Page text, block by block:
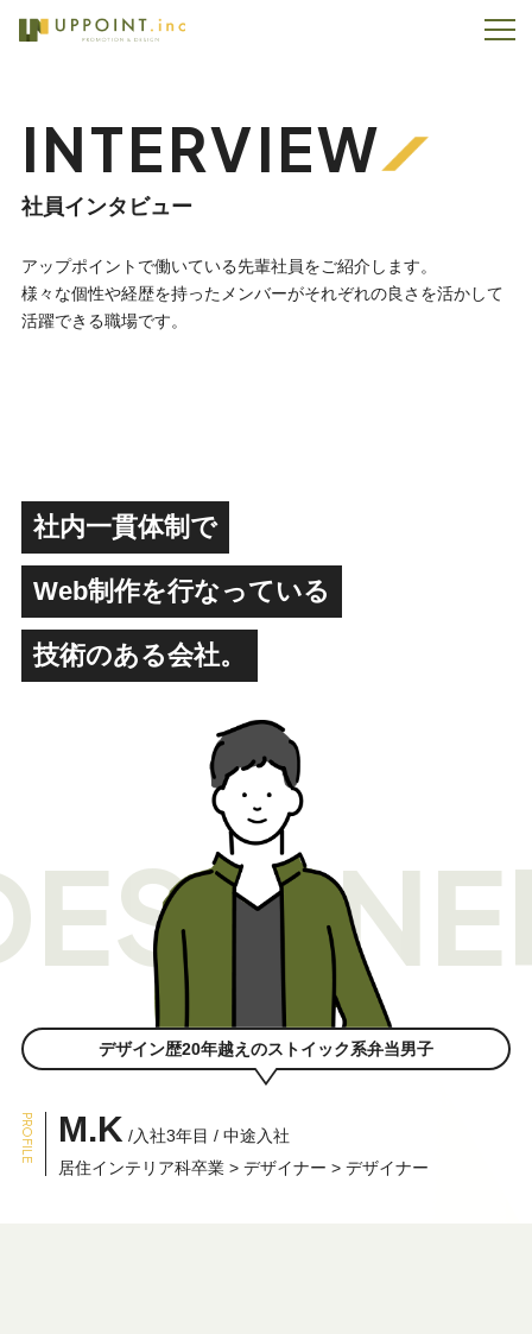
INTERVIEW
社員インタビュー
アップポイントで働いている先輩社員をご紹介します。
様々な個性や経歴を持ったメンバーがそれぞれの良さを活かして
活躍できる職場です。
社内一貫体制で
Web制作を行なっている
技術のある会社。
デザイン歴20年越えのストイック系弁当男子
PROFILE M.K /入社3年目 / 中途入社
居住インテリア科卒業 > デザイナー > デザイナー